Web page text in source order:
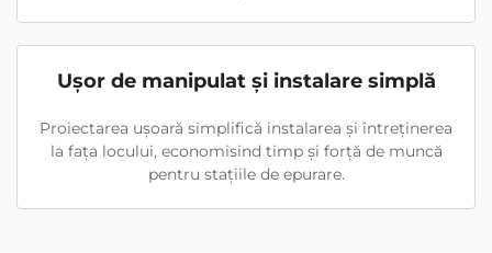
Ușor de manipulat și instalare simplă
Proiectarea ușoară simplifică instalarea și întreținerea
la fața locului, economisind timp și forță de muncă
pentru stațiile de epurare.